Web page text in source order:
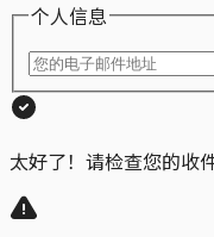
个人信息
太好了！请检查您的收